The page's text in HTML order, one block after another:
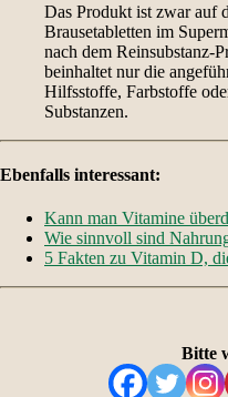
Das Produkt ist zwar auf
Brausetabletten im
nach dem Reinsubstanz-
beinhaltet nur die
Hilfsstoffe, Farbstoffe
Substanzen.
Ebenfalls interessant:
Kann man Vitamine
Wie sinnvoll sind
5 Fakten zu Vitamin D,
Bitte